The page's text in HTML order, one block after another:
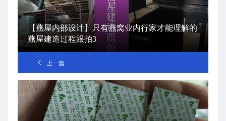
【燕屋内部设计】只有燕窝业内行家才能理解的
燕屋建造过程跟拍3
上一篇